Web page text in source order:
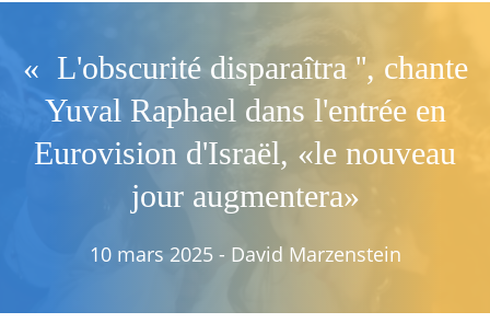
« L'obscurité disparaîtra '', chante
Yuval Raphael dans l'entrée en
Eurovision d'Israël, «le nouveau
jour augmentera»
10 mars 2025 - David Marzenstein